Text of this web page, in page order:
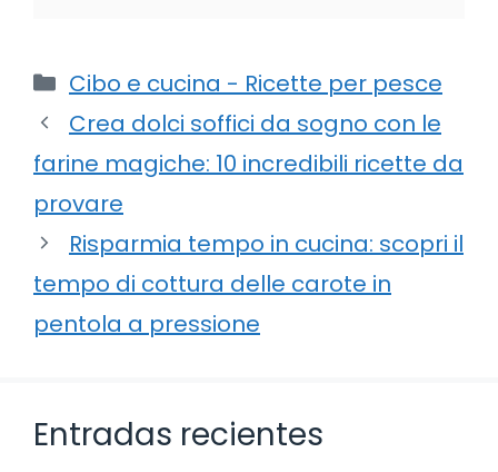
Categorie
Cibo e cucina - Ricette per pesce
Crea dolci soffici da sogno con le
farine magiche: 10 incredibili ricette da
provare
Risparmia tempo in cucina: scopri il
tempo di cottura delle carote in
pentola a pressione
Entradas recientes